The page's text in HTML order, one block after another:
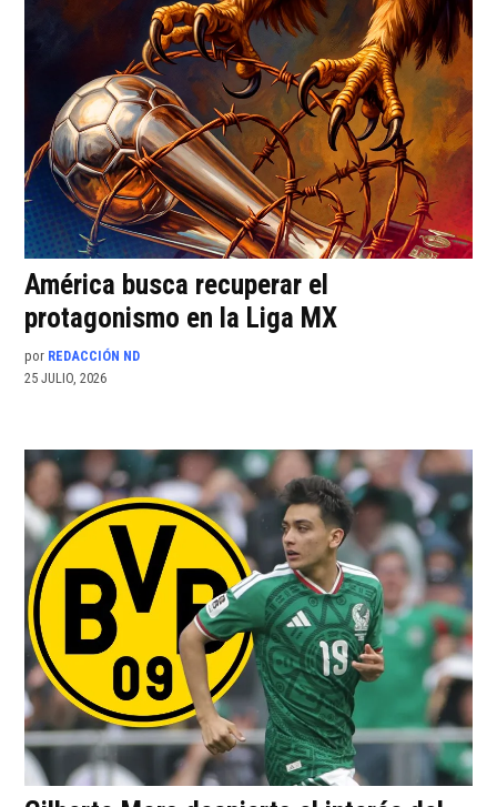
América busca recuperar el
protagonismo en la Liga MX
por REDACCIÓN ND
25 JULIO, 2026